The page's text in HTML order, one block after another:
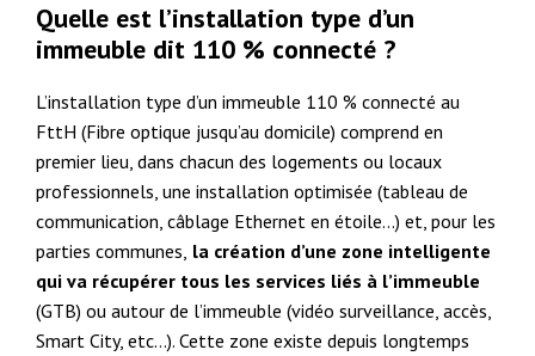
Quelle est l’installation type d’un
immeuble dit 110 % connecté ?
L’installation type d’un immeuble 110 % connecté au
FttH (Fibre optique jusqu’au domicile) comprend en
premier lieu, dans chacun des logements ou locaux
professionnels, une installation optimisée (tableau de
communication, câblage Ethernet en étoile…) et, pour les
parties communes, la création d’une zone intelligente
qui va récupérer tous les services liés à l’immeuble
(GTB) ou autour de l’immeuble (vidéo surveillance, accès,
Smart City, etc…). Cette zone existe depuis longtemps